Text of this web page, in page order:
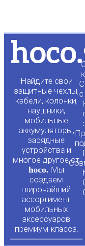
Найдите свои
защитные чехлы,
кабели, колонки,
наушники,
мобильные
аккумуляторы,
зарядные
устройства и
многое другое от
hoco. Мы
создаем
широчайший
ассортимент
мобильных
аксессуаров
премиум-класса.